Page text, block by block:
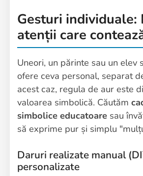
Gesturi individuale:
atenții care
Uneori, un părinte sau un elev
ofere ceva personal, separat
acest caz, regula de aur este
valoarea simbolică. Căutăm
simbolice educatoare sau
să exprime pur și simplu
Daruri realizate manual
personalizate